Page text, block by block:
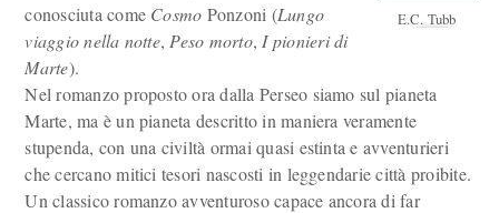
E.C. Tubb
conosciuta come Cosmo Ponzoni (Lungo
viaggio nella notte, Peso morto, I pionieri di
Marte).
Nel romanzo proposto ora dalla Perseo siamo sul pianeta
Marte, ma è un pianeta descritto in maniera veramente
stupenda, con una civiltà ormai quasi estinta e avventurieri
che cercano mitici tesori nascosti in leggendarie città proibite.
Un classico romanzo avventuroso capace ancora di far